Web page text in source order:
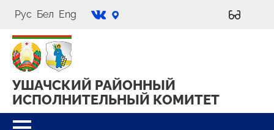
Рус Бел Eng
УШАЧСКИЙ РАЙОННЫЙ
ИСПОЛНИТЕЛЬНЫЙ КОМИТЕТ